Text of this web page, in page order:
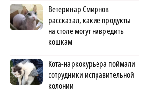
Ветеринар Смирнов
рассказал, какие продукты
на столе могут навредить
кошкам
Кота-наркокурьера поймали
сотрудники исправительной
колонии